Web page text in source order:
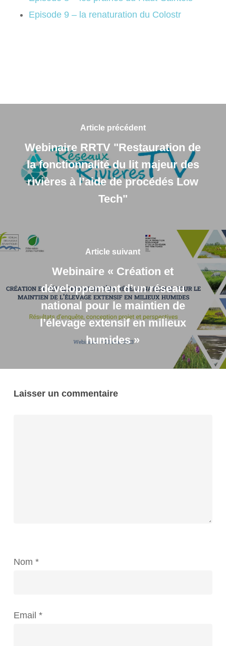
Episode 9 – la renaturation du Colostr
Article précédent
Webinaire RRTV "Restauration de
la fonctionnalité du lit majeur des
rivières à l’aide de procédés Low
Tech"
Article suivant
Webinaire « Création et
développement d’un réseau
national pour le maintien de
l’élevage extensif en milieux
humides »
Laisser un commentaire
Nom *
Email *